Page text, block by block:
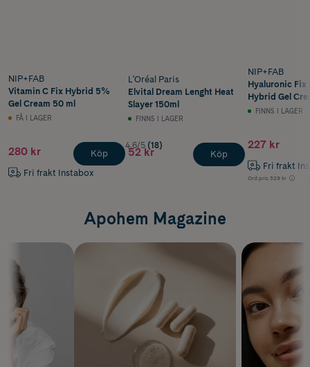
NIP+FAB
Vitamin C Fix Hybrid 5%
Gel Cream 50 ml
FÅ I LAGER
280 kr
Fri frakt Instabox
Köp
L'Oréal Paris
Elvital Dream Lenght Heat
Slayer 150ml
FINNS I LAGER
4.6/5 (18)
52 kr Köp
NIP+FAB
Hyaluronic Fix
Hybrid Gel
FINNS I LAGER
227 kr
Fri frakt
Ord.pris 329 kr
Apohem Magazine